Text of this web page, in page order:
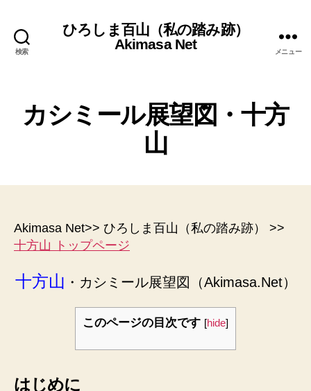
検索
ひろしま百山（私の踏み跡）
Akimasa Net
メニュー
カシミール展望図・十方
山
Akimasa Net>> ひろしま百山（私の踏み跡） >>
十方山 トップページ
十方山 ・カシミール展望図（Akimasa.Net）
このページの目次です [hide]
はじめに